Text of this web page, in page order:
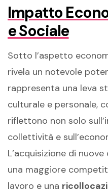
Impatto
e Sociale
Sotto l’aspetto
rivela un notevole
rappresenta una leva
culturale e personale,
riflettono non solo
collettività e
L’acquisizione di
una maggiore
lavoro e una